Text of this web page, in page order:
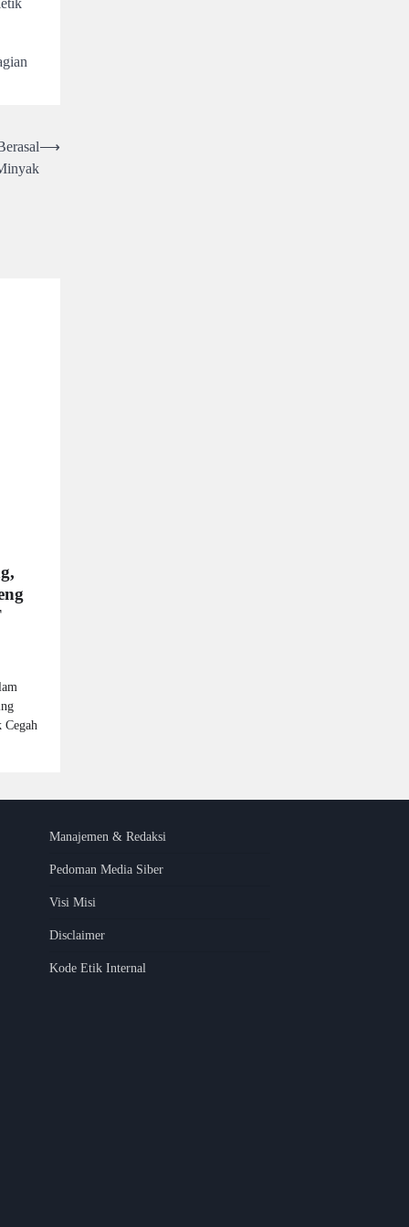
⟶
Manajemen & Redaksi
Pedoman Media Siber
Visi Misi
Disclaimer
Kode Etik Internal